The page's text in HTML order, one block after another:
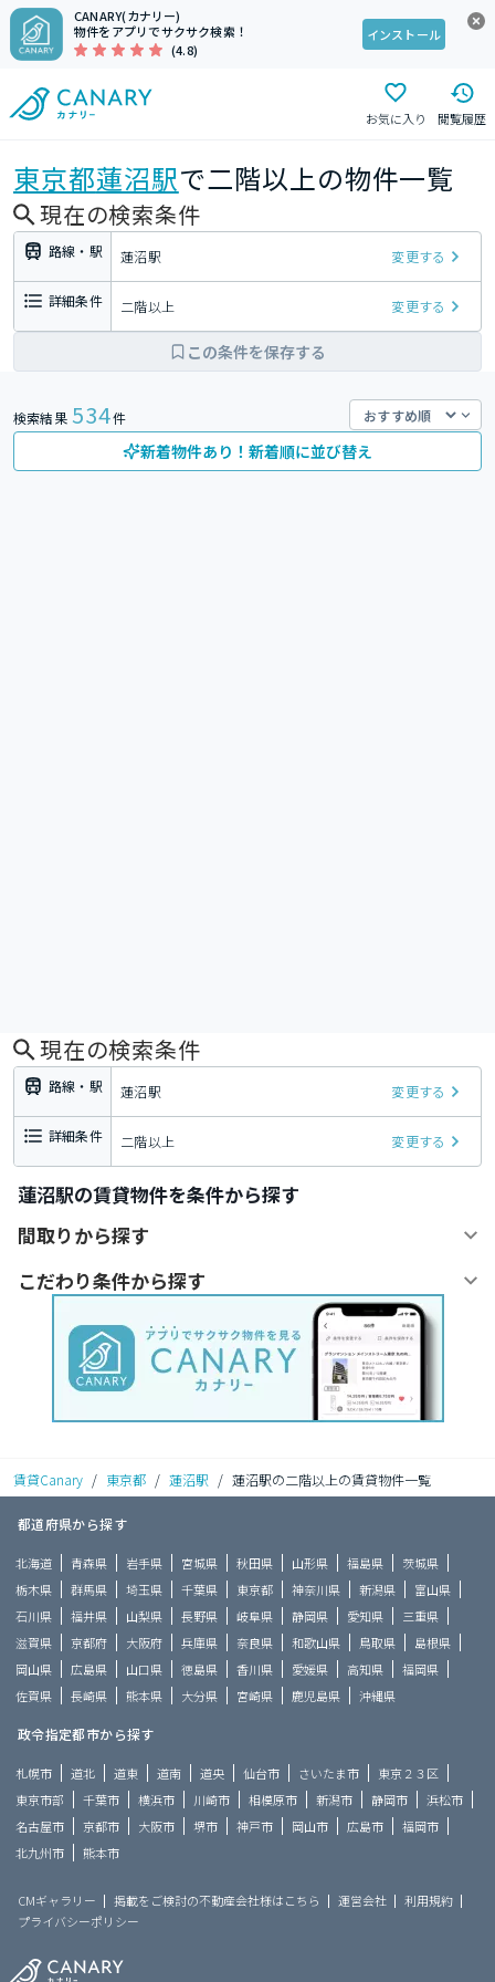
CANARY(カナリー)
物件をアプリでサクサク検索！
(4.8)
インストール
お気に入り 閲覧履歴
東京都蓮沼駅で二階以上の物件一覧
現在の検索条件
路線・駅 蓮沼駅 変更する
詳細条件 二階以上 変更する
この条件を保存する
検索結果 534件
新着物件あり！新着順に並び替え
現在の検索条件
路線・駅 蓮沼駅 変更する
詳細条件 二階以上 変更する
蓮沼駅の賃貸物件を条件から探す
間取りから探す
こだわり条件から探す
賃貸Canary / 東京都 / 蓮沼駅 / 蓮沼駅の二階以上の賃貸物件一覧
都道府県から探す
北海道 青森県 岩手県 宮城県 秋田県 山形県 福島県
茨城県
栃木県
群馬県 埼玉県 千葉県 東京都 神奈川県 新潟県
富山県
石川県
福井県 山梨県 長野県 岐阜県 静岡県 愛知県
三重県
滋賀県
京都府 大阪府 兵庫県 奈良県 和歌山県 鳥取県
島根県
岡山県
広島県 山口県 徳島県 香川県 愛媛県 高知県
福岡県
佐賀県
長崎県 熊本県 大分県 宮崎県 鹿児島県 沖縄県
政令指定都市から探す
札幌市 道北 道東 道南 道央 仙台市 さいたま市
東京２３区
東京市部
千葉市 横浜市 川崎市 相模原市 新潟市 静岡市
浜松市
名古屋市
京都市 大阪市 堺市 神戸市 岡山市 広島市
福岡市
北九州市
熊本市
CMギャラリー 掲載をご検討の不動産会社様はこちら 運営会社
利用規約
プライバシーポリシー